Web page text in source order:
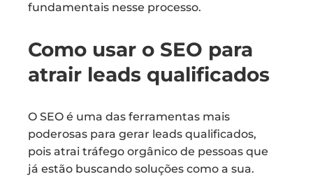
fundamentais nesse processo.
Como usar o SEO para
atrair leads qualificados
O SEO é uma das ferramentas mais
poderosas para gerar leads qualificados,
pois atrai tráfego orgânico de pessoas que
já estão buscando soluções como a sua.